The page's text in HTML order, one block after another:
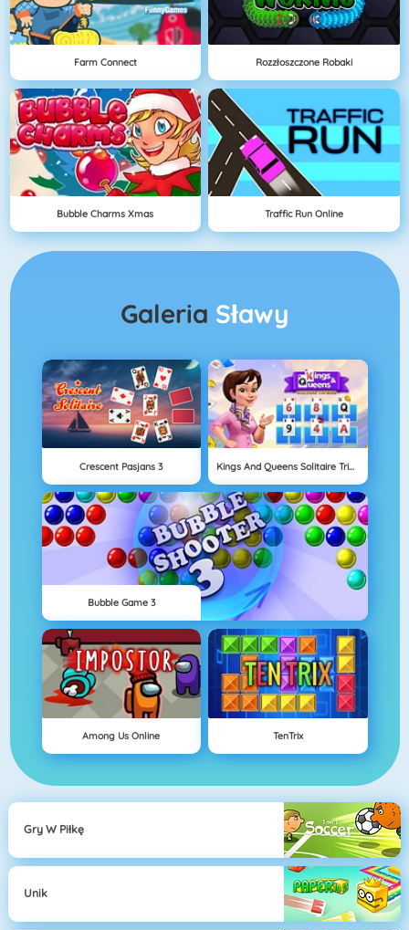
Farm Connect Rozzłoszczone Robaki
Bubble Charms Xmas Traffic Run Online
Galeria Sławy
Crescent Pasjans 3 Kings And Queens Solitaire Tripeaks
Bubble Game 3
Among Us Online TenTrix
Gry W Piłkę
Unik